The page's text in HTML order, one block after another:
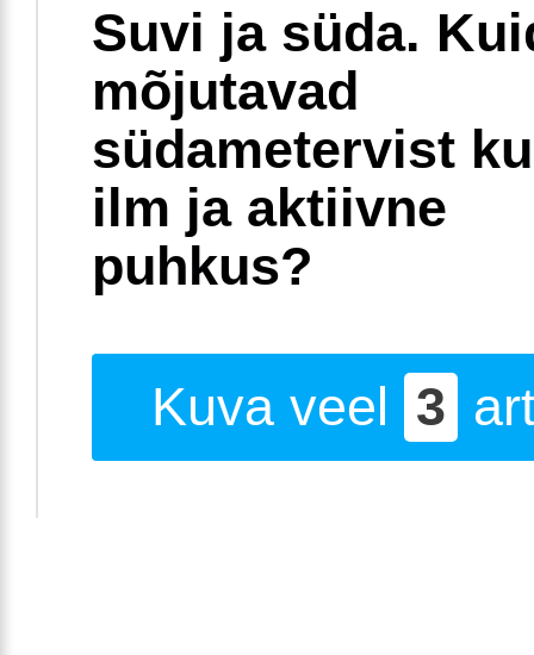
Suvi ja süda.
mõjutavad
südametervist
ilm ja aktiivne
puhkus?
Kuva veel 3